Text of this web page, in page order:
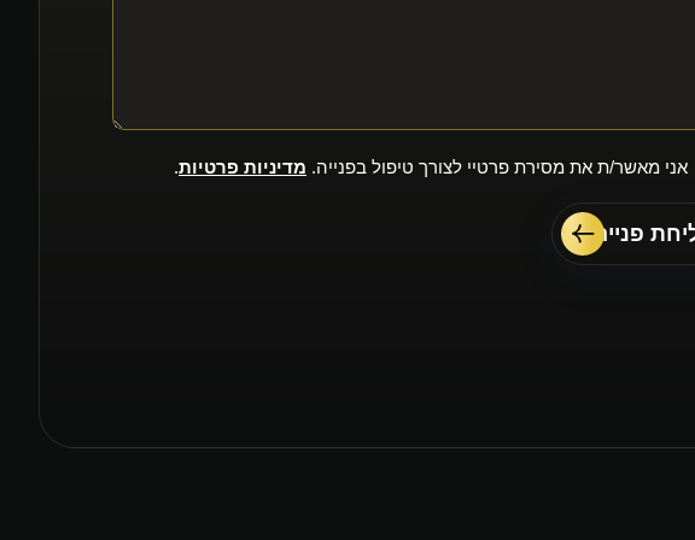
אני מאשר/ת את מסירת פרטיי לצורך טיפול בפנייה. מדיניות פרטיות.
פנייה